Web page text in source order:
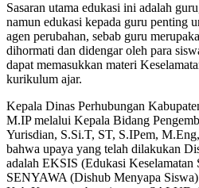
Sasaran utama edukasi ini adalah
namun edukasi kepada guru penting
agen perubahan, sebab guru
dihormati dan didengar oleh para
dapat memasukkan materi
kurikulum ajar.
Kepala Dinas Perhubungan
M.IP melalui Kepala Bidang
Yurisdian, S.Si.T, ST, S.IPem,
bahwa upaya yang telah dilakukan
adalah EKSIS (Edukasi Keselamatan
SENYAWA (Dishub Menyapa